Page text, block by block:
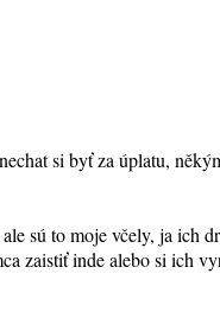
si byť za úplatu,
sú to moje včely, ja ich
zaistiť inde alebo si ich